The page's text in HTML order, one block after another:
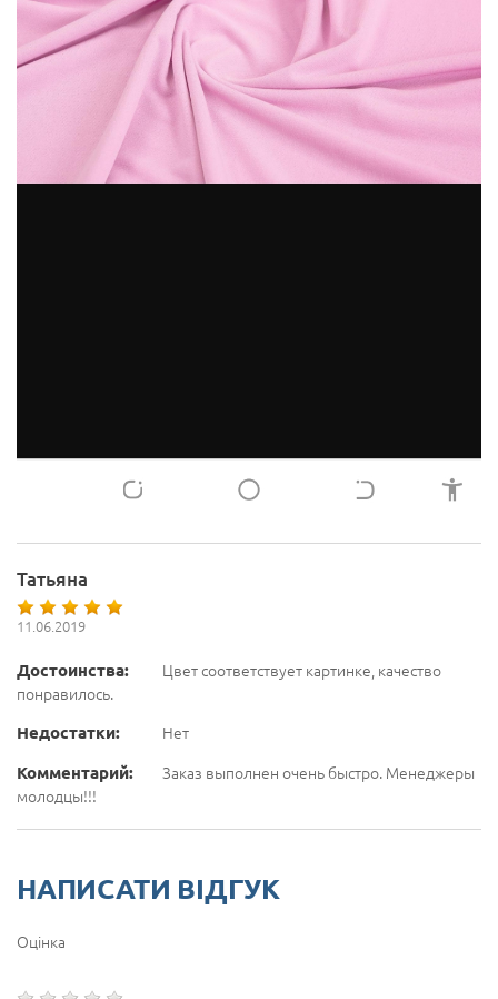
Татьяна
11.06.2019
Достоинства:
Цвет соответствует картинке, качество
понравилось.
Недостатки:
Нет
Комментарий:
Заказ выполнен очень быстро. Менеджеры
молодцы!!!
НАПИСАТИ ВІДГУК
Оцінка